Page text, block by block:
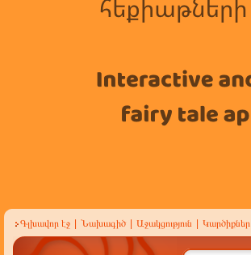
Գլխավոր էջ Նախագիծ Աջակցություն Կարծիքներ